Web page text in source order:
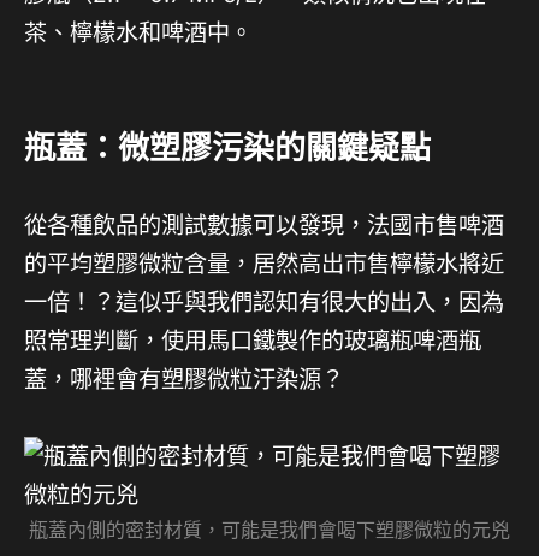
茶、檸檬水和啤酒中。
瓶蓋：微塑膠污染的關鍵疑點
從各種飲品的測試數據可以發現，法國市售啤酒
的平均塑膠微粒含量，居然高出市售檸檬水將近
一倍！？這似乎與我們認知有很大的出入，因為
照常理判斷，使用馬口鐵製作的玻璃瓶啤酒瓶
蓋，哪裡會有塑膠微粒汙染源？
瓶蓋內側的密封材質，可能是我們會喝下塑膠微粒的元兇